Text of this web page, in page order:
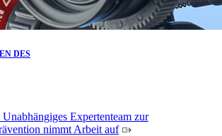
DES
Expertenteam zur
nimmt Arbeit auf